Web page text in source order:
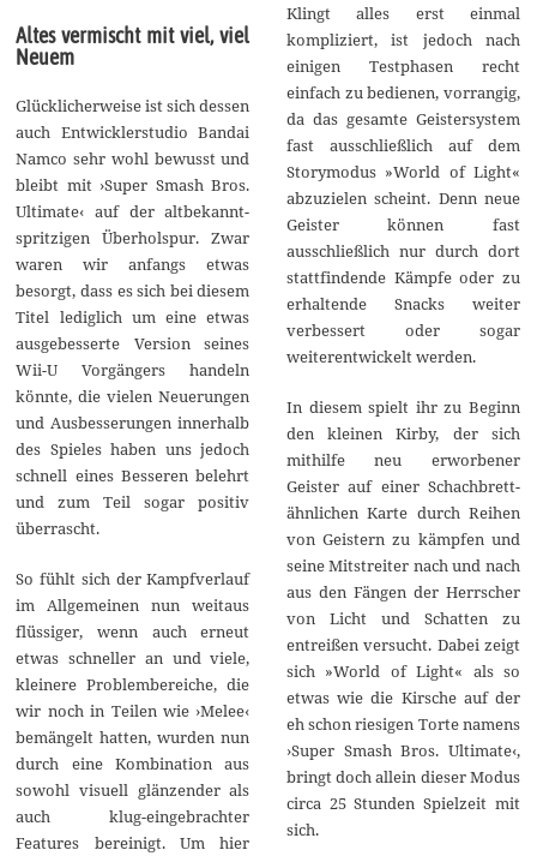
Altes vermischt mit viel, viel
Neuem
Glücklicherweise ist sich dessen
auch Entwicklerstudio Bandai
Namco sehr wohl bewusst und
bleibt mit ›Super Smash Bros.
Ultimate‹ auf der altbekannt-
spritzigen Überholspur. Zwar
waren wir anfangs etwas
besorgt, dass es sich bei diesem
Titel lediglich um eine etwas
ausgebesserte Version seines
Wii-U Vorgängers handeln
könnte, die vielen Neuerungen
und Ausbesserungen innerhalb
des Spieles haben uns jedoch
schnell eines Besseren belehrt
und zum Teil sogar positiv
überrascht.
So fühlt sich der Kampfverlauf
im Allgemeinen nun weitaus
flüssiger, wenn auch erneut
etwas schneller an und viele,
kleinere Problembereiche, die
wir noch in Teilen wie ›Melee‹
bemängelt hatten, wurden nun
durch eine Kombination aus
sowohl visuell glänzender als
auch klug-eingebrachter
Features bereinigt. Um hier
Klingt alles erst einmal
kompliziert, ist jedoch nach
einigen Testphasen recht
einfach zu bedienen, vorrangig,
da das gesamte Geistersystem
fast ausschließlich auf dem
Storymodus »World of Light«
abzuzielen scheint. Denn neue
Geister können fast
ausschließlich nur durch dort
stattfindende Kämpfe oder zu
erhaltende Snacks weiter
verbessert oder sogar
weiterentwickelt werden.
In diesem spielt ihr zu Beginn
den kleinen Kirby, der sich
mithilfe neu erworbener
Geister auf einer Schachbrett-
ähnlichen Karte durch Reihen
von Geistern zu kämpfen und
seine Mitstreiter nach und nach
aus den Fängen der Herrscher
von Licht und Schatten zu
entreißen versucht. Dabei zeigt
sich »World of Light« als so
etwas wie die Kirsche auf der
eh schon riesigen Torte namens
›Super Smash Bros. Ultimate‹,
bringt doch allein dieser Modus
circa 25 Stunden Spielzeit mit
sich.